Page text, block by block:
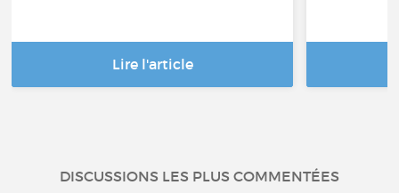
Lire l'article
DISCUSSIONS LES PLUS COMMENTÉES